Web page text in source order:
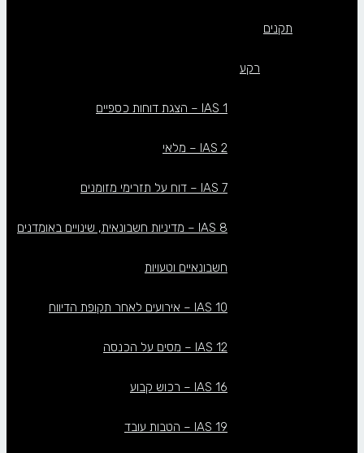
תקנים
רקע
IAS 1 – הצגת דוחות כספיים
IAS 2 – מלאי
IAS 7 – דוח על תזרימי מזומנים
IAS 8 – מדיניות חשבונאית, שינויים באומדנים
חשבונאיים וטעויות
IAS 10 – אירועים לאחר תקופת הדיווח
IAS 12 – מסים על הכנסה
IAS 16 – רכוש קבוע
IAS 19 – הטבות עובד